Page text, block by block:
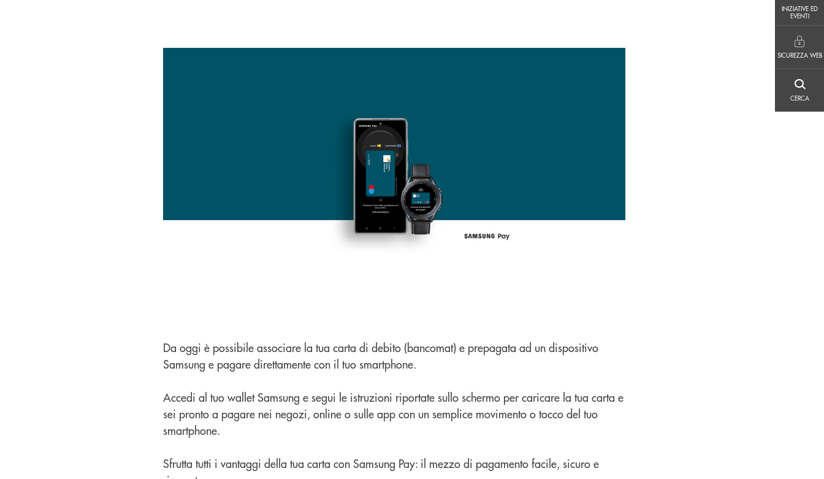
INIZIATIVE ED
EVENTI
SICUREZZA WEB
CERCA
Da oggi è possibile associare la tua carta di debito (bancomat) e prepagata ad un dispositivo
Samsung e pagare direttamente con il tuo smartphone.
Accedi al tuo wallet Samsung e segui le istruzioni riportate sullo schermo per caricare la tua carta e
sei pronto a pagare nei negozi, online o sulle app con un semplice movimento o tocco del tuo
smartphone.
Sfrutta tutti i vantaggi della tua carta con Samsung Pay: il mezzo di pagamento facile, sicuro e